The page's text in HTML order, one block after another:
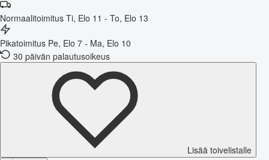
Normaalitoimitus Ti, Elo 11 - To, Elo 13
Pikatoimitus Pe, Elo 7 - Ma, Elo 10
30 päivän palautusoikeus
Lisää toivelistalle